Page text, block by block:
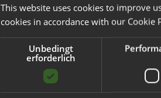
This website uses cookies to improve
cookies in accordance with our Cookie
Unbedingt
erforderlich